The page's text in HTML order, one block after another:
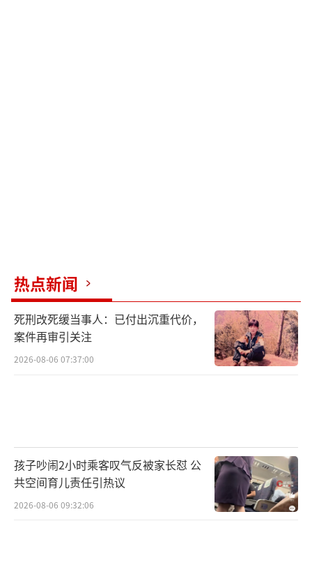
热点新闻
死刑改死缓当事人：已付出沉重代价，
案件再审引关注
2026-08-06 07:37:00
孩子吵闹2小时乘客叹气反被家长怼 公
共空间育儿责任引热议
2026-08-06 09:32:06